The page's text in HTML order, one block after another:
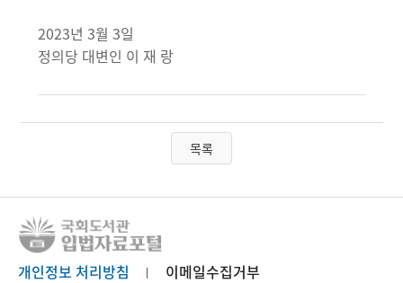
2023년 3월 3일
정의당 대변인 이 재 랑
목록
개인정보 처리방침
이메일수집거부